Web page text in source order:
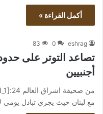
أكمل القراءة »
eshrag
0
83
تصاعد التوتر على
أجنبيين
مع لبنان حيث يجري تبادل يومي